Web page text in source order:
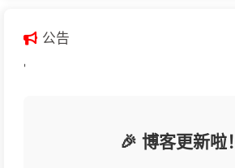
公告
'
🎉 博客更新啦！